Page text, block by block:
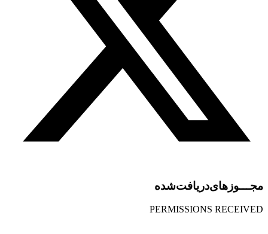
مجـــوز‌های‌دریافت‌شده
PERMISSIONS RECEIVED